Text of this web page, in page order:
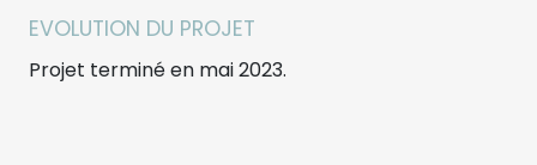
EVOLUTION DU PROJET
Projet terminé en mai 2023.